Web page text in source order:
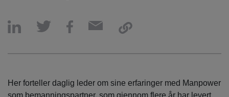
Her forteller daglig leder om sine erfaringer med Manpower